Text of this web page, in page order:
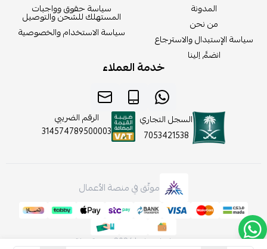
المدونة
من نحن
سياسة الإستبدال والاسترجاع
انضمَّ إلينا
سياسة حقوق وواجبات
المستهلك للشحن والتوصيل
سياسة الاستخدام والخصوصية
خدمة العملاء
السجل التجاري
7053421538
الرقم الضريبي
314574789500003
موثّق في منصة الأعمال
صنع بإتقان على | 2026 منصة سلة